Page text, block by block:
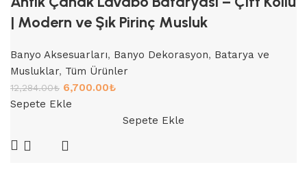
| Modern ve Şık Pirinç Musluk
Banyo Aksesuarları, Banyo Dekorasyon, Batarya ve
Musluklar, Tüm Ürünler
12,284.00₺ 6,700.00₺
Sepete Ekle
Sepete Ekle